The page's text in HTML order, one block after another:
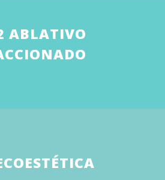
ABLATIVO